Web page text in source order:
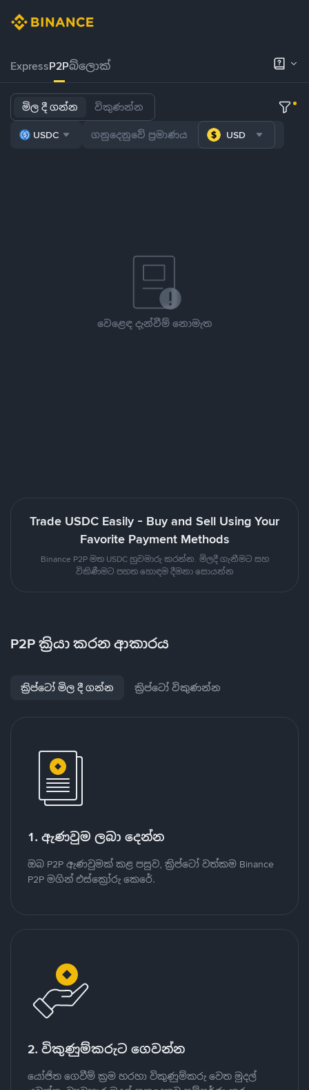
ExpressP2Pබ්ලොක්
මිල දී ගන්න විකුණන්න
USDC USD
වෙළෙඳ දැන්වීම් නොමැත
Trade USDC Easily - Buy and Sell Using Your
Favorite Payment Methods
Binance P2P මත USDC හුවමාරු කරන්න. මිලදී ගැනීමට සහ
විකිණීමට පහත හොඳම දීමනා සොයන්න
P2P ක්‍රියා කරන ආකාරය
ක්‍රිප්ටෝ මිල දී ගන්න ක්‍රිප්ටෝ විකුණන්න
1. ඇණවුම ලබා දෙන්න
ඔබ P2P ඇණවුමක් කළ පසුව, ක්‍රිප්ටෝ වත්කම Binance
P2P මගින් එස්ක්‍රෝරු කෙරේ.
2. විකුණුම්කරුට ගෙවන්න
යෝජිත ගෙවීම් ක්‍රම හරහා විකුණුම්කරු වෙත මුදල්